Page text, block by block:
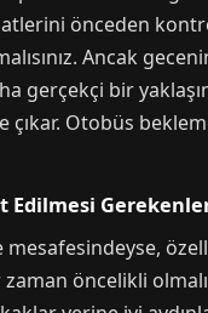
önceden
Ancak
bir
çıkar. Otobüs
Edilmesi
öncelikli